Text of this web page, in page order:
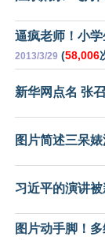
逼疯老师！小
2013/3/29 (58,006
新华网点名 张
图片简述三呆
习近平的演讲
图片动手脚！